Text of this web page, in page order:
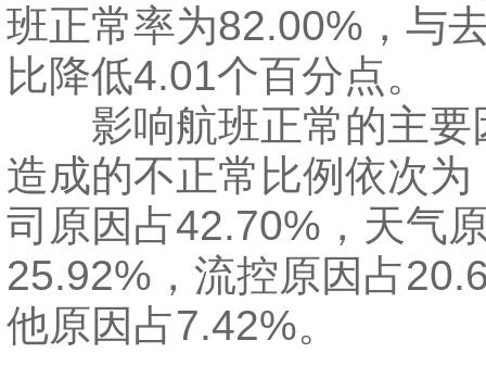
班正常率为82.00%，与
比降低4.01个百分点。
影响航班正常的主要
造成的不正常比例依次为
司原因占42.70%，天气
25.92%，流控原因占
他原因占7.42%。